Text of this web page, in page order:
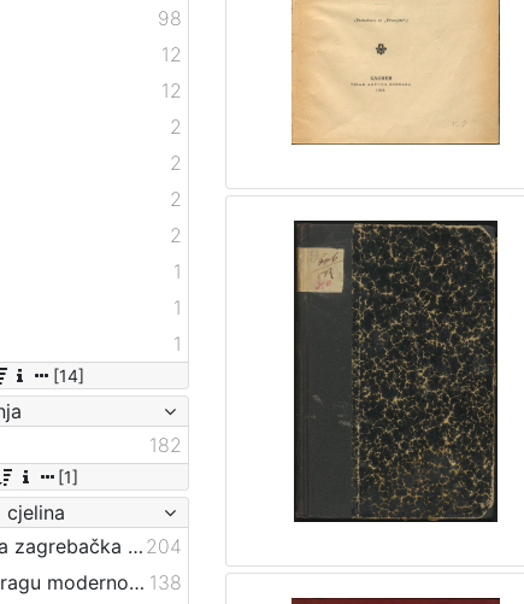
98
12
12
2
2
2
2
1
1
1
[14]
182
[1]
cjelina
Digitalizirana zagrebačka baština 204
Zagreb na pragu modernog doba 138